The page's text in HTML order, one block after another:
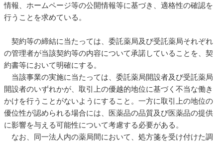
情報、ホームページ等の公開情報等に基づき、適格性の確認を
行うことを求めている。
契約等の締結に当たっては、委託薬局及び受託薬局それぞれ
の管理者が当該契約等の内容について承諾していることを、契
約書等において明確にする。
当該事業の実施に当たっては、委託薬局開設者及び受託薬局
開設者のいずれかが、取引上の優越的地位に基づく不当な働き
かけを行うことがないようにすること。一方に取引上の地位の
優位性が認められる場合には、医薬品の品質及び医薬品の提供
に影響を与える可能性について考慮する必要がある。
なお、同一法人内の薬局間において、処方箋を受け付けた調